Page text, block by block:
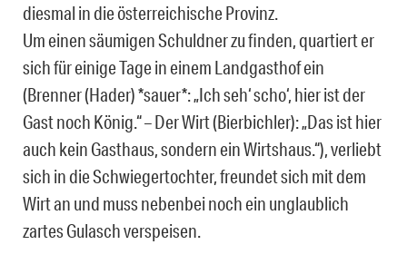
diesmal in die österreichische Provinz.
Um einen säumigen Schuldner zu finden, quartiert er
sich für einige Tage in einem Landgasthof ein
(Brenner (Hader) *sauer*: „Ich seh‘ scho‘, hier ist der
Gast noch König.“ – Der Wirt (Bierbichler): „Das ist hier
auch kein Gasthaus, sondern ein Wirtshaus.“), verliebt
sich in die Schwiegertochter, freundet sich mit dem
Wirt an und muss nebenbei noch ein unglaublich
zartes Gulasch verspeisen.